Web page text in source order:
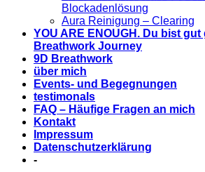
Blockadenlösung
Aura Reinigung – Clearing
YOU ARE ENOUGH. Du bist gut
Breathwork Journey
9D Breathwork
über mich
Events- und Begegnungen
testimonals
FAQ – Häufige Fragen an mich
Kontakt
Impressum
Datenschutzerklärung
-